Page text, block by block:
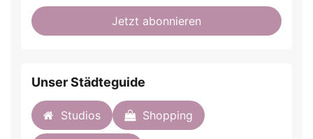
fill
this
Mailadresse:
Jetzt abonnieren
Unser Städteguide
Studios Shopping